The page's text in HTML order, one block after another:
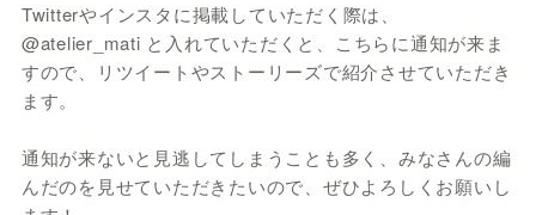
Twitterやインスタに掲載していただく際は、
@atelier_mati と入れていただくと、こちらに通知が来ま
すので、リツイートやストーリーズで紹介させていただき
ます。
通知が来ないと見逃してしまうことも多く、みなさんの編
んだのを見せていただきたいので、ぜひよろしくお願いし